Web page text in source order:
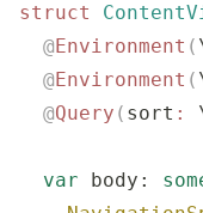
struct
  @
Environment (
  @
Environment (
  @
Query ( sort :
  var
body: